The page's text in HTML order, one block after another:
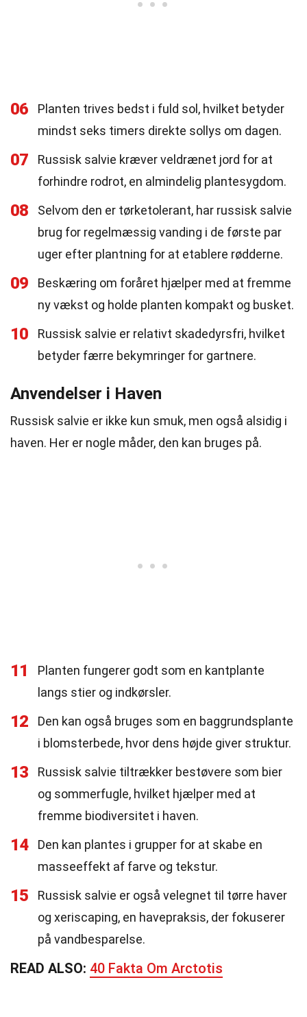
06
Planten trives bedst i fuld sol, hvilket betyder
mindst seks timers direkte sollys om dagen.
07
Russisk salvie kræver veldrænet jord for at
forhindre rodrot, en almindelig plantesygdom.
08
Selvom den er tørketolerant, har russisk salvie
brug for regelmæssig vanding i de første par
uger efter plantning for at etablere rødderne.
09
Beskæring om foråret hjælper med at fremme
ny vækst og holde planten kompakt og busket.
10
Russisk salvie er relativt skadedyrsfri, hvilket
betyder færre bekymringer for gartnere.
Anvendelser i Haven
Russisk salvie er ikke kun smuk, men også alsidig i
haven. Her er nogle måder, den kan bruges på.
11
Planten fungerer godt som en kantplante
langs stier og indkørsler.
12
Den kan også bruges som en baggrundsplante
i blomsterbede, hvor dens højde giver struktur.
13
Russisk salvie tiltrækker bestøvere som bier
og sommerfugle, hvilket hjælper med at
fremme biodiversitet i haven.
14
Den kan plantes i grupper for at skabe en
masseeffekt af farve og tekstur.
15
Russisk salvie er også velegnet til tørre haver
og xeriscaping, en havepraksis, der fokuserer
på vandbesparelse.
READ ALSO: 40 Fakta Om Arctotis